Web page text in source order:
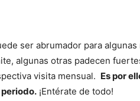
ser abrumador para
algunas otras padecen
visita mensual. Es por
¡Entérate de todo!